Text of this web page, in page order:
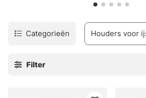
Categorieën Houders voor
Filter